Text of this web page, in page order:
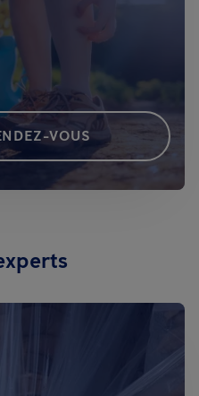
VOUS